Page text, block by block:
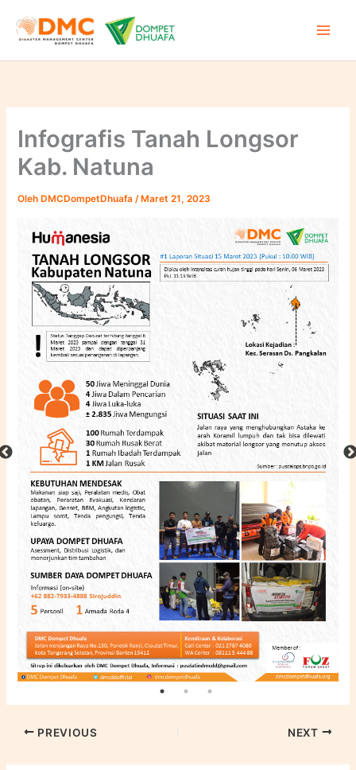
Infografis Tanah Longsor
Kab. Natuna
Oleh DMCDompetDhuafa/ Maret 21, 2023
PREVIOUS NEXT